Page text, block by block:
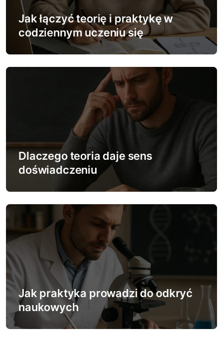
i
Jak łączyć teorię i praktykę w
codziennym uczeniu się
Dlaczego teoria daje sens
doświadczeniu
Jak praktyka prowadzi do odkryć
naukowych